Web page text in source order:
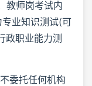
教师岗考试内
业知识测试(可
政职业能力测
委托任何机构